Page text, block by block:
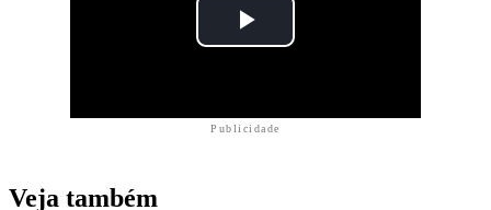
Publicidade
Veja também